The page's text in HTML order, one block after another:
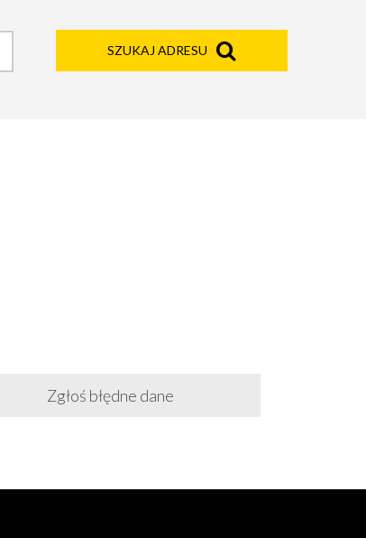
SZUKAJ ADRESU
Zgłoś błędne dane